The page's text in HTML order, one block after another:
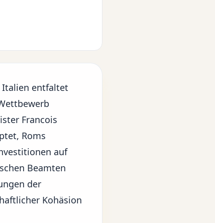
Italien entfaltet
Francois
Roms
auf
Beamten
der
Kohäsion